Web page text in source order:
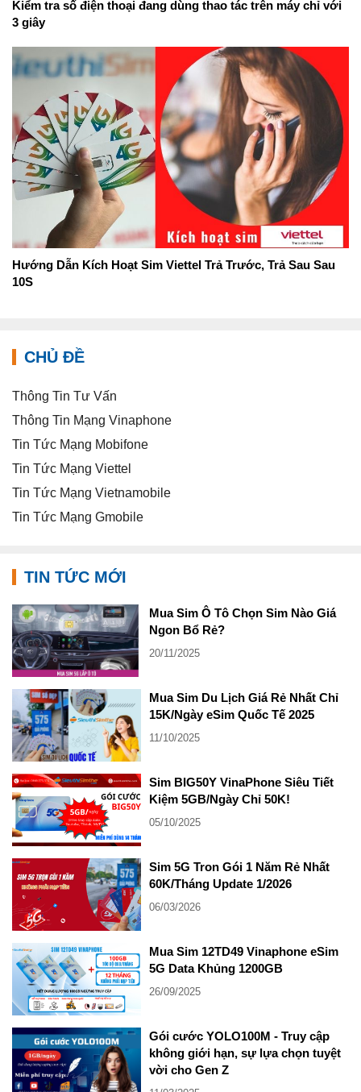
Kiểm tra số điện thoại đang dùng thao tác trên máy chỉ với
3 giây
Hướng Dẫn Kích Hoạt Sim Viettel Trả Trước, Trả Sau Sau
10S
CHỦ ĐỀ
Thông Tin Tư Vấn
Thông Tin Mạng Vinaphone
Tin Tức Mạng Mobifone
Tin Tức Mạng Viettel
Tin Tức Mạng Vietnamobile
Tin Tức Mạng Gmobile
TIN TỨC MỚI
Mua Sim Ô Tô Chọn Sim Nào Giá
Ngon Bổ Rẻ?
20/11/2025
Mua Sim Du Lịch Giá Rẻ Nhất Chỉ
15K/Ngày eSim Quốc Tế 2025
11/10/2025
Sim BIG50Y VinaPhone Siêu Tiết
Kiệm 5GB/Ngày Chỉ 50K!
05/10/2025
Sim 5G Tron Gói 1 Năm Rẻ Nhất
60K/Tháng Update 1/2026
06/03/2026
Mua Sim 12TD49 Vinaphone eSim
5G Data Khủng 1200GB
26/09/2025
Gói cước YOLO100M - Truy cập
không giới hạn, sự lựa chọn tuyệt
vời cho Gen Z